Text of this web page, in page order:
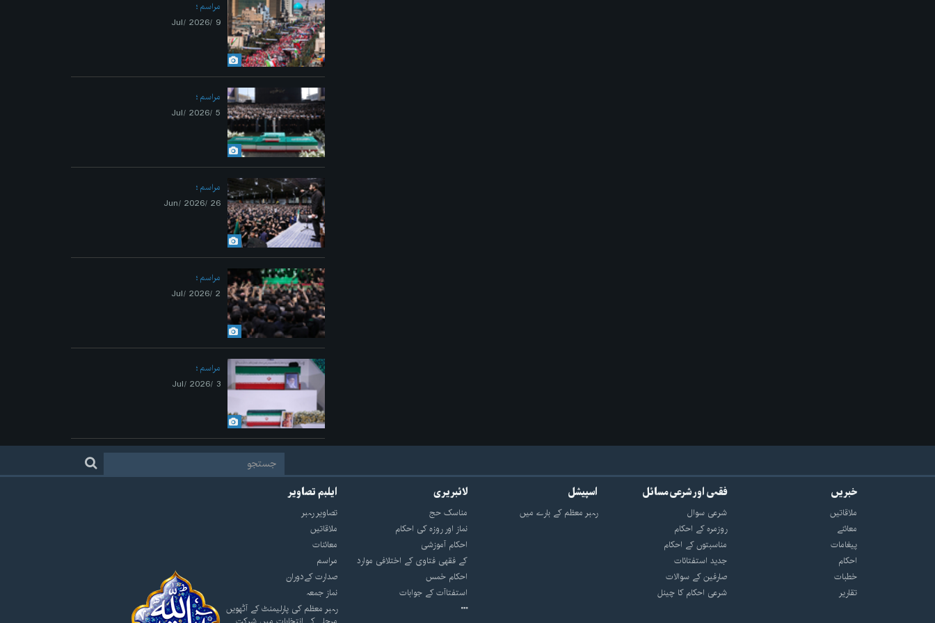
مراسم
9 /Jul/ 2026
مراسم
5 /Jul/ 2026
مراسم
26 /Jun/ 2026
مراسم
2 /Jul/ 2026
مراسم
3 /Jul/ 2026
خبریں
ملاقاتیں
معائنے
پیغامات
احکام
خطبات
تقاریر
فقہی اور شرعی مسائل
شرعی سوال
روزمرہ کے احکام
مناسبتوں کے احکام
جدید استفتائات
صارفین کے سوالات
شرعی احکام کا چینل
اسپیشل
رہبر معظم کے بارے میں
لائبریری
مناسک حج
نماز اور روزه کی احکام
احکام آموزشی
کے فقهی فتاوی کے اختلافی موارد
احکام خمس
استفتاآت کے جوابات
ایلبم تصاویر
تصاویر رہبر
ملاقاتیں
معائنات
مراسم
صدارت کےدوران
نماز جمعہ
رہبر معظم کی پارلیمنٹ کے آٹھویں